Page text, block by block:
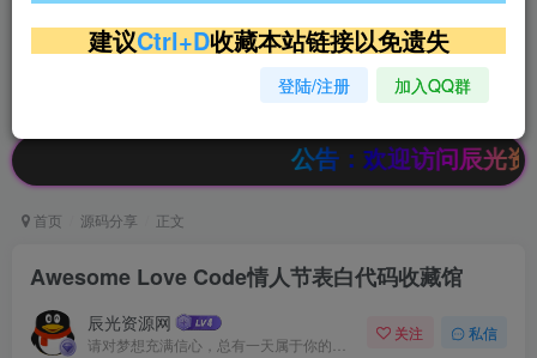
超低价文字广告位招租 超低价文字广告位招租
超低价文字广告位招租
公告：欢迎访问辰光资源网，
首页 源码分享 正文
Awesome Love Code情人节表白代码收藏馆
辰光资源网 关注 私信
建议Ctrl+D收藏本站链接以免遗失
登陆/注册 加入QQ群